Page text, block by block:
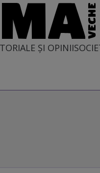
ȘI OPINII